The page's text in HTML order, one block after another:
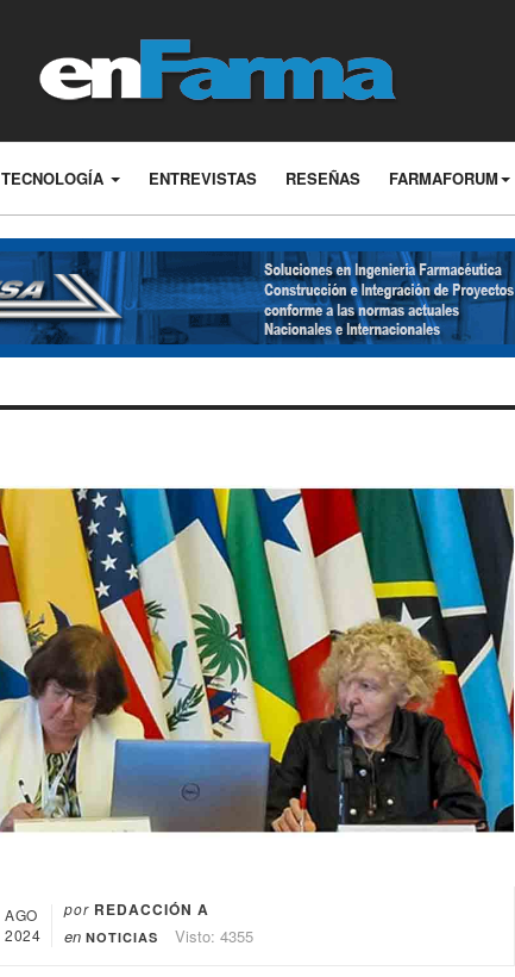
TECNOLOGÍA ENTREVISTAS RESEÑAS FARMAFORUM
AGO
2024
por REDACCIÓN A
en NOTICIAS Visto: 4355